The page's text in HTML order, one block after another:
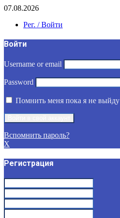
07.08.2026
Рег. / Войти
Войти
Username or email
Password
Помнить меня пока я не выйду
Вспомнить пароль?
X
Регистрация